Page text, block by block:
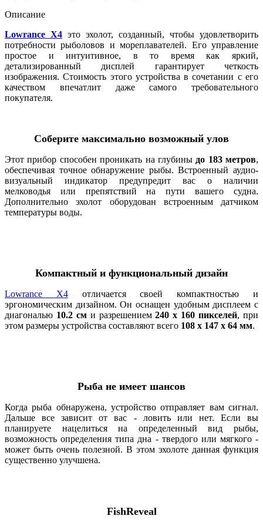
Описание
Lowrance X4 это эхолот, созданный, чтобы удовлетворить
потребности рыболовов и мореплавателей. Его управление
простое и интуитивное, в то время как яркий,
детализированный дисплей гарантирует четкость
изображения. Стоимость этого устройства в сочетании с его
качеством впечатлит даже самого требовательного
покупателя.
Соберите максимально возможный улов
Этот прибор способен проникать на глубины до 183 метров,
обеспечивая точное обнаружение рыбы. Встроенный аудио-
визуальный индикатор предупредит вас о наличии
мелководья или препятствий на пути вашего судна.
Дополнительно эхолот оборудован встроенным датчиком
температуры воды.
Компактный и функциональный дизайн
Lowrance X4отличается своей компактностью и
эргономическим дизайном. Он оснащен удобным дисплеем с
диагональю 10.2 сми разрешением240 x 160 пикселей, при
этом размеры устройства составляют всего 108 x 147 x 64 мм.
Рыба не имеет шансов
Когда рыба обнаружена, устройство отправляет вам сигнал.
Дальше все зависит от вас - ловить или нет. Если вы
планируете нацелиться на определенный вид рыбы,
возможность определения типа дна - твердого или мягкого -
может быть очень полезной. В этом эхолоте данная функция
существенно улучшена.
FishReveal